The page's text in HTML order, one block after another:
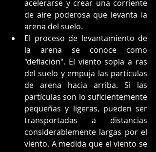
acelerarse y crear una corriente
de aire poderosa que levanta la
arena del suelo.
El proceso de levantamiento de
la arena se conoce como
"deflación". El viento sopla a ras
del suelo y empuja las partículas
de arena hacia arriba. Si las
partículas son lo suficientemente
pequeñas y ligeras, pueden ser
transportadas a distancias
considerablemente largas por el
viento. A medida que el viento se